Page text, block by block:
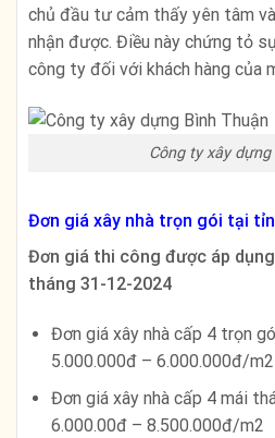
chủ đầu tư cảm thấy yên tâm
nhận được. Điều này chứng tỏ
công ty đối với khách hàng của
Công ty xây
Đơn giá xây nhà trọn gói tại
Đơn giá thi công được áp
tháng 31-12-2024
Đơn giá xây nhà cấp 4 trọn
5.000.000đ – 6.000.000đ/m2
Đơn giá xây nhà cấp 4 mái
6.000.00đ – 8.500.000đ/m2